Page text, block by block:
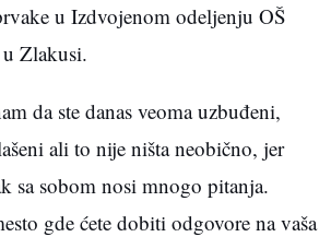
u Izdvojenom odeljenju OŠ
Zlakusi.
da ste danas veoma uzbuđeni,
ali to nije ništa neobično, jer
sa sobom nosi mnogo pitanja.
gde ćete dobiti odgovore na vaša